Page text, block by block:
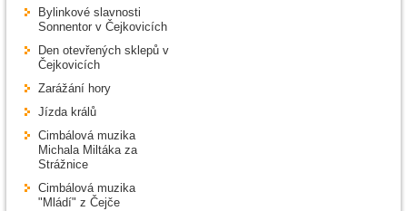
Bylinkové slavnosti
Sonnentor v Čejkovicích
Den otevřených sklepů v
Čejkovicích
Zarážání hory
Jízda králů
Cimbálová muzika
Michala Miltáka za
Strážnice
Cimbálová muzika
"Mládí" z Čejče